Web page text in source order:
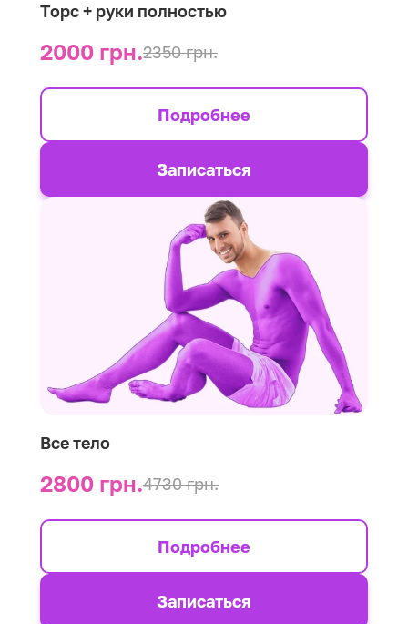
Торс + руки полностью
2000 грн.2350 грн.
Подробнее
Записаться
Все тело
2800 грн.4730 грн.
Подробнее
Записаться